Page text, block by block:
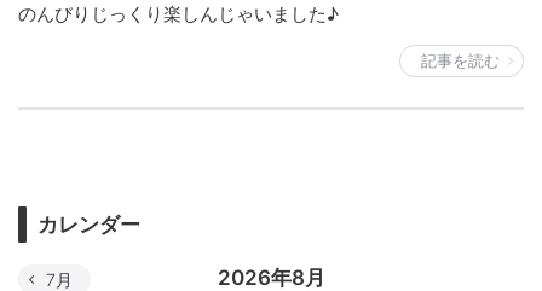
のんびりじっくり楽しんじゃいました♪
記事を読む
カレンダー
2026年8月
7月